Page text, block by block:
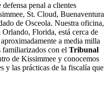
penal a clientes
St. Cloud, Buenaventura
de Osceola. Nuestra oficina,
Florida, está cerca de
a media milla
familiarizados con el Tribunal
de Kissimmee y conocemos
y las prácticas de la fiscalía que